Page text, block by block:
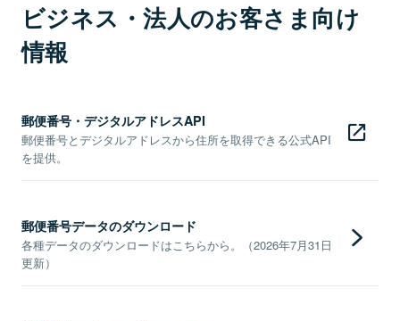
ビジネス・法人のお客さま向け
情報
郵便番号・デジタルアドレスAPI
郵便番号とデジタルアドレスから住所を取得できる公式API
を提供。
郵便番号データのダウンロード
各種データのダウンロードはこちらから。（2026年7月31日
更新）